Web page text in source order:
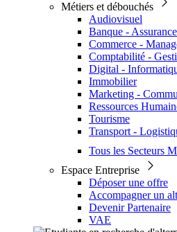
Métiers et débouchés
Audiovisuel
Banque - Assurance
Commerce -
Comptabilité -
Digital -
Immobilier
Marketing -
Ressources
Tourisme
Transport -
Tous les Secteurs
Espace Entreprise
Déposer une offre
Accompagner un
Devenir Partenaire
VAE